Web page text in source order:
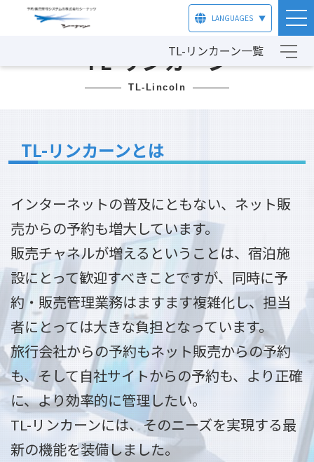
LANGUAGES ▼
TL-リンカーン一覧
製品情報 TL-リンカーン
TL-リンカーン
TL-Lincoln
TL-リンカーンとは
インターネットの普及にともない、ネット販
売からの予約も増大しています。
販売チャネルが増えるということは、宿泊施
設にとって歓迎すべきことですが、 同時に予
約・販売管理業務はますます複雑化し、担当
者にとっては大きな負担となっています。
旅行会社からの予約もネット販売からの予約
も、 そして自社サイトからの予約も、より正確
に、より効率的に管理したい。
TL-リンカーンには、そのニーズを実現する最
新の機能を装備しました。